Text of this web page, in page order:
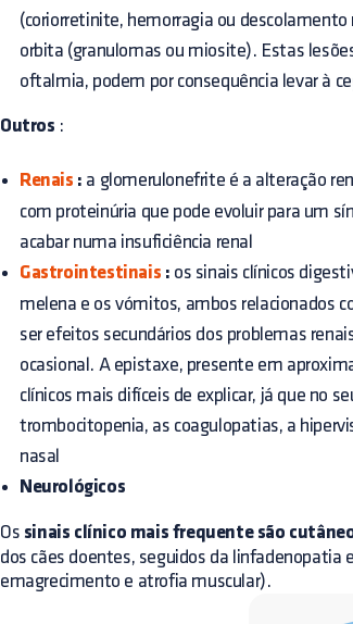
(coriorretinite, hemorragia ou
orbita (granulomas ou miosite). Estas
oftalmia, podem por consequência levar à
Outros :
Renais : a glomerulonefrite é a alteração
com proteinúria que pode evoluir para um
acabar numa insuficiência renal
Gastrointestinais : os sinais clínicos
melena e os vómitos, ambos relacionados
ser efeitos secundários dos problemas
ocasional. A epistaxe, presente em
clínicos mais difíceis de explicar, já que no
trombocitopenia, as coagulopatias, a
nasal
Neurológicos
Os sinais clínico mais frequente são
dos cães doentes, seguidos da linfadenopatia
emagrecimento e atrofia muscular).